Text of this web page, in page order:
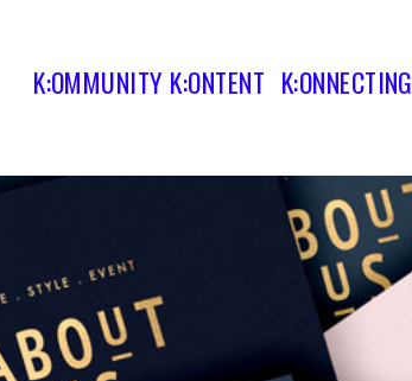
K:OMMUNITY K:ONTENT K:ONNECTING